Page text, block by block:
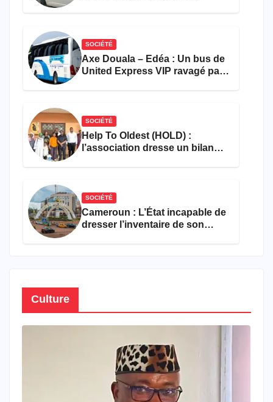
SOCIÉTÉ
Axe Douala – Edéa : Un bus de
United Express VIP ravagé par
SOCIÉTÉ
Help To Oldest (HOLD) :
l’association dresse un bilan
SOCIÉTÉ
Cameroun : L’État incapable de
dresser l’inventaire de son
Culture